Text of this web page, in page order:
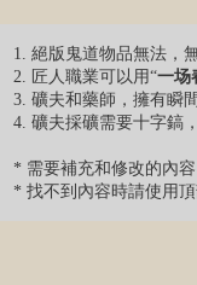
1. 絕版鬼道物品無法，
2. 匠人職業可以用“一场
3. 礦夫和藥師，擁有瞬
4. 礦夫採礦需要十字鎬
* 需要補充和修改的內
* 找不到內容時請使用頂